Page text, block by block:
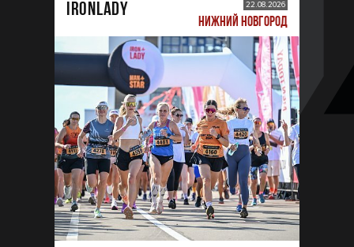
IRONLADY 22.08.2026
НИЖНИЙ НОВГОРОД